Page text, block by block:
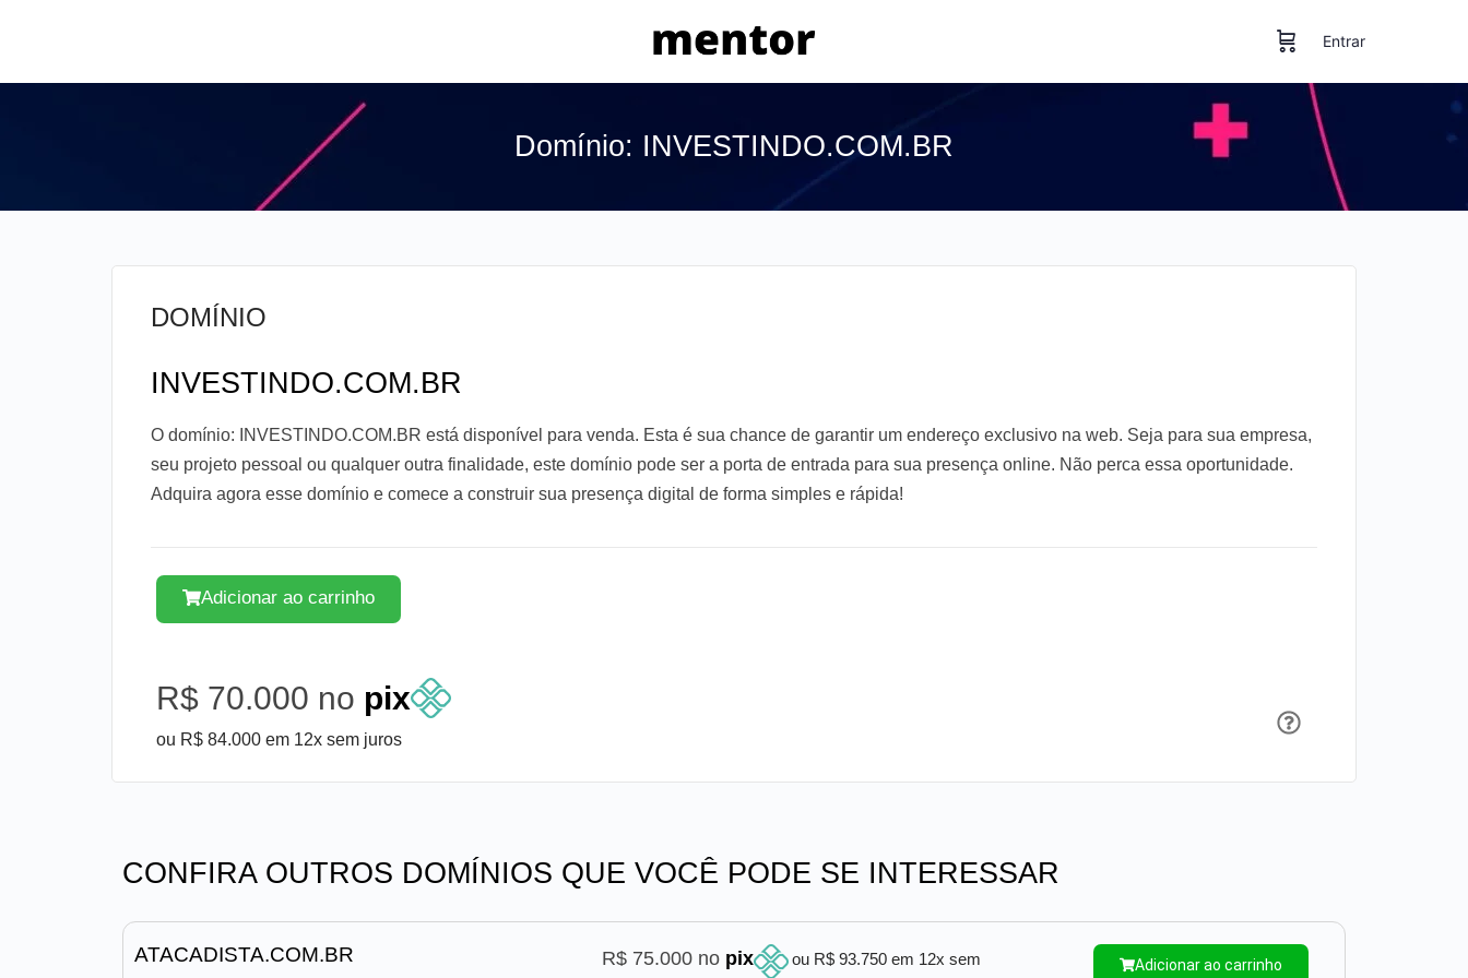
Entrar
Domínio: INVESTINDO.COM.BR
DOMÍNIO
INVESTINDO.COM.BR
O domínio: INVESTINDO.COM.BR está disponível para venda. Esta é sua chance de garantir um endereço exclusivo na web. Seja para sua empresa,
seu projeto pessoal ou qualquer outra finalidade, este domínio pode ser a porta de entrada para sua presença online. Não perca essa oportunidade.
Adquira agora esse domínio e comece a construir sua presença digital de forma simples e rápida!
Adicionar ao carrinho
R$ 70.000 no pix
ou R$ 84.000 em 12x sem juros
CONFIRA OUTROS DOMÍNIOS QUE VOCÊ PODE SE INTERESSAR
ATACADISTA.COM.BR R$ 75.000 no pix
ou R$ 93.750 em 12x sem
Adicionar ao carrinho